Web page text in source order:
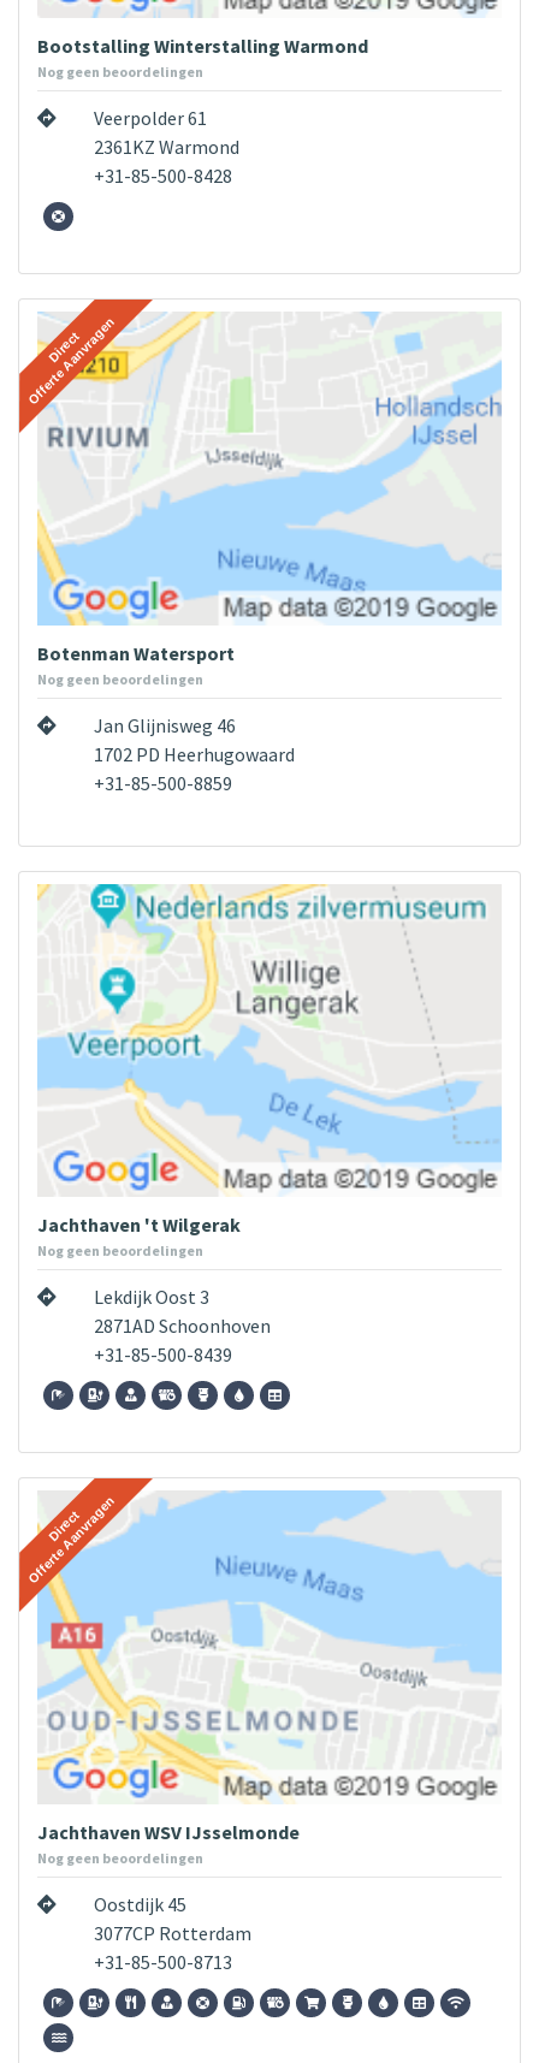
Bootstalling Winterstalling Warmond
Nog geen beoordelingen
Veerpolder 61
2361KZ Warmond
+31-85-500-8428
Botenman Watersport
Nog geen beoordelingen
Jan Glijnisweg 46
1702 PD Heerhugowaard
+31-85-500-8859
Jachthaven 't Wilgerak
Nog geen beoordelingen
Lekdijk Oost 3
2871AD Schoonhoven
+31-85-500-8439
Jachthaven WSV IJsselmonde
Nog geen beoordelingen
Oostdijk 45
3077CP Rotterdam
+31-85-500-8713